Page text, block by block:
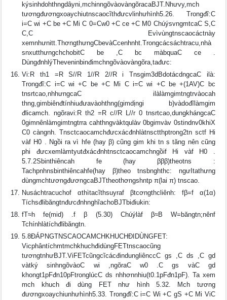
kýsinhdohthngdâyni,mchinngõvàovàngõracaBJT.Nhưvy,mch
tươngđươngxoaychiutnscaocĩthđưcvlinhưhình5.26. Trongđĩ:C
i=C wi +C be +C Mi C 0=Cw0 +C ce +C M0 ChúýsvngmtcaC S,C
C,C Evìvùngtnscaocáctnày
xemnhưnitt.ThơngthưngCbevàCcenhnht.Trongcácsáchtracu,nhà
snxutthưngchchobitC be ,C bc màbquaC ce .
DùngđnhlýTheveninbinđimchngõvàovàngõra,tađưc:
Vi:R th1 =R S//R 1//R 2//R i Tnsgim3dBdotácdngcaC ilà:
Trongđĩ:C i=C wi +C be +C Mi C i=C wi +C be +(1AV)C bc
tnsrtcao,nhhưngcaC ilàlàmgimtngtrvàocah
thng,gimbiênđtínhiuđưavàohthng(gimdịngi b)vàdođĩlàmgim
đlicamch. ngõravi:R th2 =R c//R L//r 0 tnsrtcao,dungkhángcaC
0gimnênlàmgimtngtrra cahthngvàktqulàv 0bgimvàv 0stindnv0khiX
C0 càngnh. Tnsctcaocamchđưcxácđnhlàtnsctthptrong2tn sctf Hi
vàf H0 . Ngồi ra vì hfe (hay β) cũng gim khi tn s tăng nên cũng
phi đưcxemlàmtyutđxácđnhtnsctcaocamchngồif Hi vàf H0 .
5.7.2Sbinthiêncah fe (hay βββ)theotns :
Tachpnhnsbinthiêncahfe(hay β)theo tnsbnghthc: ngưItathưng
dùngmchtươngđươngcaBJTtheothơngshntp π(lai π) tnscao.
Nusáchtracuchof αthìtacĩthsuyraf βtcơngthcliênh: fβ=f α(1α)
TíchsđlibăngtnđưcđnhnghĩachoBJTbiđiukin:
fT≈h fe(mid) .f β (5.30) Chúýlàf β≈B W=băngtn;nênf
Tchínhlàtíchđlibăngtn.
5.8ÐÁPNGTNSCAOCAMCHKHUCHÐIDÙNGFET:
VicphântíchmtmchkhuchđidùngFETtnscaocũng
tươngtnhưBJT.ViFETcũngcĩcácđindungliênccC gs ,C ds ,C gd
vàtký sinhngõvàoC wi ,ngõraC w0 .C gs vàC gd
khongt1pFđn10pFtronglúcC ds nhhơnnhiu(t0.1pFđn1pF). Ta xem
mch khuch đi dùng FET như hình 5.32. Mch tương
đươngxoaychiunhưhình5.33. Trongđĩ:C i=C Wi +C gS +C Mi ViC